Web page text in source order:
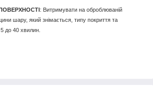
: Витримувати на оброблюваній
шару, який знімається, типу покриття та
до 40 хвилин.